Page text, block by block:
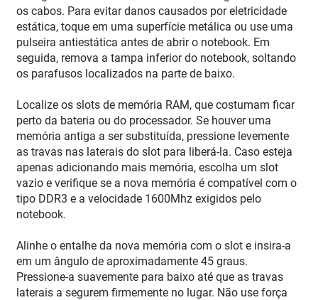
os cabos. Para evitar danos causados por eletricidade
estática, toque em uma superfície metálica ou use uma
pulseira antiestática antes de abrir o notebook. Em
seguida, remova a tampa inferior do notebook, soltando
os parafusos localizados na parte de baixo.
Localize os slots de memória RAM, que costumam ficar
perto da bateria ou do processador. Se houver uma
memória antiga a ser substituída, pressione levemente
as travas nas laterais do slot para liberá-la. Caso esteja
apenas adicionando mais memória, escolha um slot
vazio e verifique se a nova memória é compatível com o
tipo DDR3 e a velocidade 1600Mhz exigidos pelo
notebook.
Alinhe o entalhe da nova memória com o slot e insira-a
em um ângulo de aproximadamente 45 graus.
Pressione-a suavemente para baixo até que as travas
laterais a segurem firmemente no lugar. Não use força